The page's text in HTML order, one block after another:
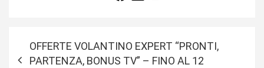
OFFERTE VOLANTINO EXPERT “PRONTI,
PARTENZA, BONUS TV” – FINO AL 12